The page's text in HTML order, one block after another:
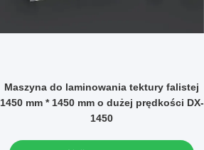
Maszyna do laminowania tektury falistej
1450 mm * 1450 mm o dużej prędkości DX-
1450